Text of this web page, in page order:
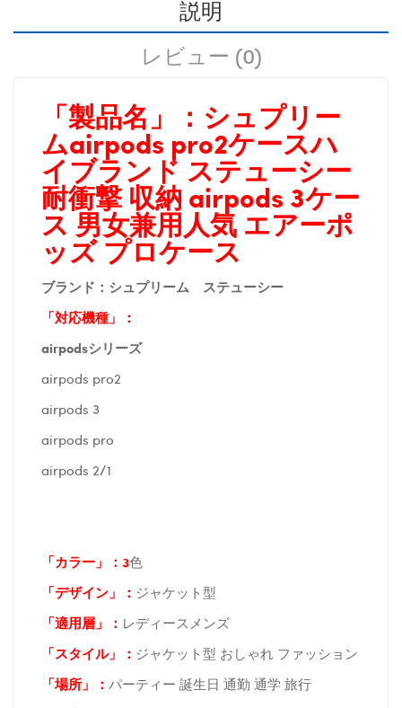
説明
レビュー (0)
「製品名」： シュプリー
ムairpods pro2ケースハ
イブランド ステューシー
耐衝撃 収納 airpods 3ケー
ス 男女兼用人気 エアーポ
ッズ プロケース
ブランド：シュプリーム ステューシー
「対応機種」：
airpodsシリーズ
airpods pro2
airpods 3
airpods pro
airpods 2/1
「カラー」：3色
「デザイン」
： ジャケット型
「適用層」： レディースメンズ
「スタイル」： ジャケット型 おしゃれ ファッション
「場所 」： パーティー 誕生日 通勤 通学 旅行